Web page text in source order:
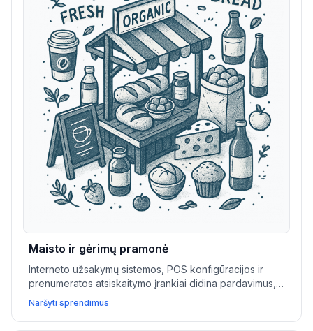
Maisto ir gėrimų pramonė
Interneto užsakymų sistemos, POS konfigūracijos ir
prenumeratos atsiskaitymo įrankiai didina pardavimus,
supaprastina veiklą ir padeda maisto ir gėrimų
parduotuvėms geriau užmegzti ryšius su vietiniais
klientais.
Naršyti sprendimus